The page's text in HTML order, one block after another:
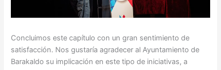
Concluimos este capítulo con un gran sentimiento de
satisfacción. Nos gustaría agradecer al Ayuntamiento de
Barakaldo su implicación en este tipo de iniciativas, a